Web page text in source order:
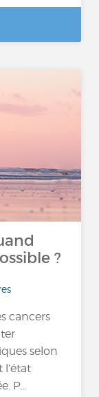
?
cancers
selon
l’état
P...